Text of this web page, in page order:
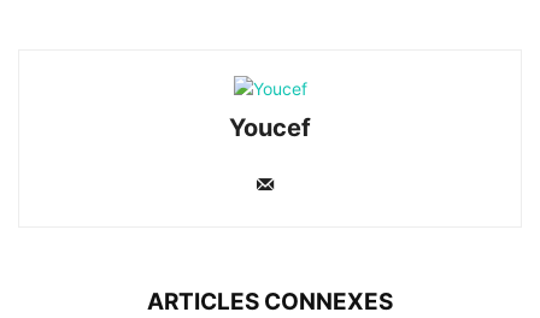
Youcef
ARTICLES CONNEXES